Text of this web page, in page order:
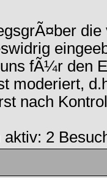
die
fÃ¼r den
moderiert,
nach
2